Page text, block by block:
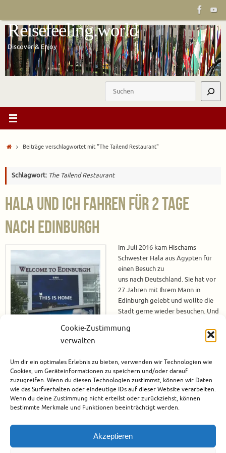
Cookie-Zustimmung
verwalten
Um dir ein optimales Erlebnis zu bieten, verwenden wir Technologien wie
Cookies, um Geräteinformationen zu speichern und/oder darauf
zuzugreifen. Wenn du diesen Technologien zustimmst, können wir Daten
wie das Surfverhalten oder eindeutige IDs auf dieser Website verarbeiten.
Wenn du deine Zustimmung nicht erteilst oder zurückziehst, können
bestimmte Merkmale und Funktionen beeinträchtigt werden.
Akzeptieren
springen
Reisefeeling.world
Discover & Enjoy
StartBeiträge verschlagwortet mit "The Tailend Restaurant"
Schlagwort: The Tailend Restaurant
Hala und ich fahren für 2 Tage
nach Edinburgh
Im Juli 2016 kam Hischams
Schwester Hala aus Ägypten für
einen Besuch zu
uns nach Deutschland. Sie hat vor
27 Jahren mit Ihrem Mann in
Edinburgh gelebt und wollte die
Stadt gerne wieder besuchen. Und
aufhalte, habe ich nicht lange
gezögert und bin mitgefahren. Wir hatten nur 2 Tage Zeit in Edinburgh,
einen Kurztrip…
Weiterlesen
August 2, 2016 Edinburgh,Europa, Großbritannien,Schottland